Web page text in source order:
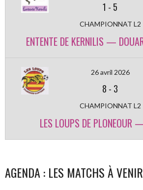
1 - 5
CHAMPIONNAT L2
ENTENTE DE KERNILIS —
26 avril 2026
8 - 3
CHAMPIONNAT L2
LES LOUPS DE PLONEOUR
AGENDA : LES MATCHS À